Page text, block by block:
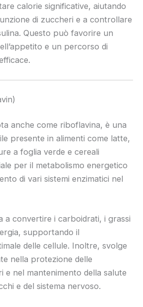
calorie significative, aiutando
di zuccheri e a controllare
Questo può favorire un
e un percorso di
anche come riboflavina, è una
presente in alimenti come latte,
a foglia verde e cereali
per il metabolismo energetico
di vari sistemi enzimatici nel
a convertire i carboidrati, i grassi
supportando il
delle cellule. Inoltre, svolge
nella protezione delle
e nel mantenimento della salute
e del sistema nervoso.